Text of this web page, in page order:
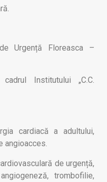
Urgență Floreasca –
Institutului „C.C.
cardiacă a adultului,
angioacces.
de urgență,
trombofilie,